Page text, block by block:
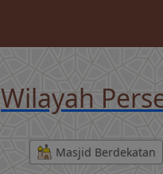
Wilayah
Masjid Berdekatan